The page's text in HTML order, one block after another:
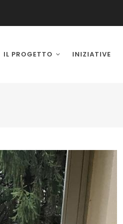
IL PROGETTO INIZIATIVE